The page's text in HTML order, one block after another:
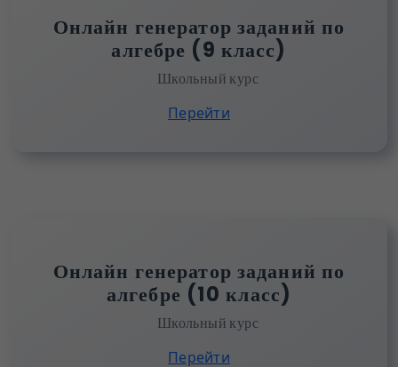
Онлайн генератор заданий по
алгебре (9 класс)
Школьный курс
Перейти
Онлайн генератор заданий по
алгебре (10 класс)
Школьный курс
Перейти